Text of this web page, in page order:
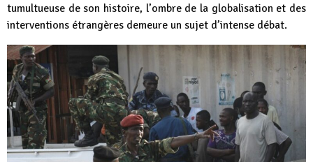
tumultueuse de son histoire, l’ombre de la globalisation et des
interventions étrangères demeure un sujet d’intense débat.